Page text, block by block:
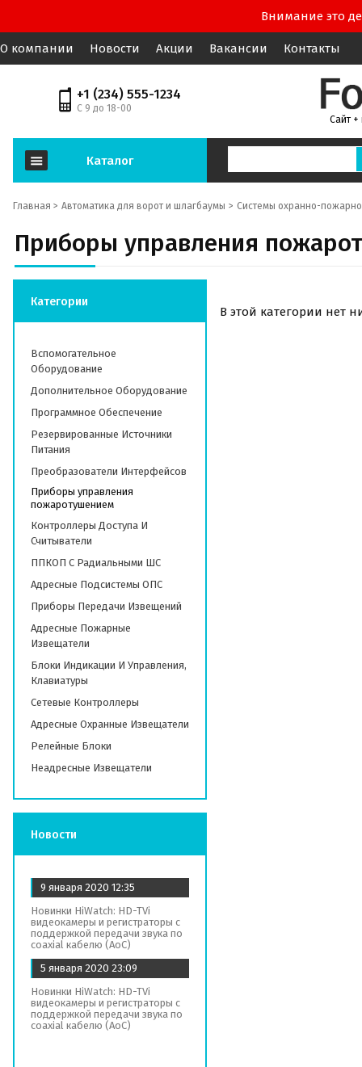
Внимание это
О компании Новости Акции Вакансии Контакты
+1 (234) 555-1234
С 9 до 18-00
Сайт +
Каталог
Главная > Автоматика для ворот и шлагбаумы Системы охранно-
Приборы управления
Категории
Вспомогательное
Оборудование
Дополнительное Оборудование
Программное Обеспечение
Резервированные Источники
Питания
Преобразователи Интерфейсов
Приборы управления
пожаротушением
Контроллеры Доступа И
Считыватели
ППКОП С Радиальными ШС
Адресные Подсистемы ОПС
Приборы Передачи Извещений
Адресные Пожарные
Извещатели
Блоки Индикации И Управления,
Клавиатуры
Сетевые Контроллеры
Адресные Охранные Извещатели
Релейные Блоки
Неадресные Извещатели
Новости
9 января 2020 12:35
Новинки HiWatch: HD-TVi
видеокамеры и регистраторы с
поддержкой передачи звука по
coaxial кабелю (AoC)
5 января 2020 23:09
Новинки HiWatch: HD-TVi
видеокамеры и регистраторы с
поддержкой передачи звука по
coaxial кабелю (AoC)
В этой категории нет